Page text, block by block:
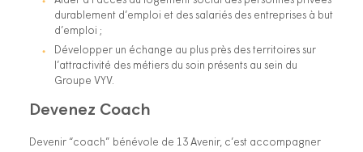
durablement d’emploi et des salariés des entreprises à but
d’emploi ;
Développer un échange au plus près des territoires sur
l’attractivité des métiers du soin présents au sein du
Groupe VYV.
Devenez Coach
Devenir “coach” bénévole de 13 Avenir, c’est accompagner